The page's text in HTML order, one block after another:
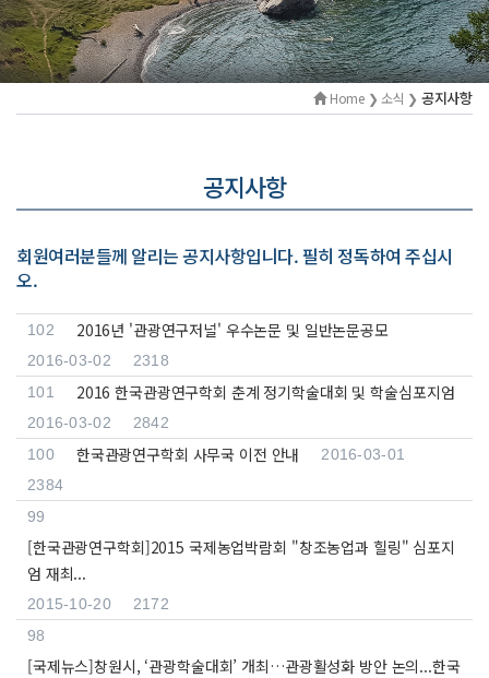
Home ❯ 소식 ❯ 공지사항
공지사항
회원여러분들께 알리는 공지사항입니다. 필히 정독하여 주십시
오.
102 2016년 '관광연구저널' 우수논문 및 일반논문공모
2016-03-02
2318
101
2016 한국관광연구학회 춘계 정기학술대회 및 학술심포지엄
2016-03-02
2842
100
한국관광연구학회 사무국 이전 안내
2016-03-01
2384
99
[한국관광연구학회]2015 국제농업박람회 "창조농업과 힐링" 심포지
엄 재최...
2015-10-20
2172
98
[국제뉴스]창원시, ‘관광학술대회’ 개최…관광활성화 방안 논의...한국